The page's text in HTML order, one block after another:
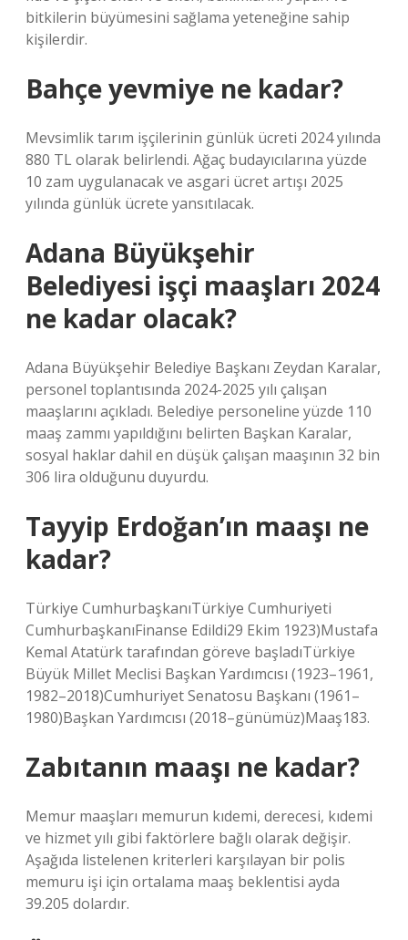
bitkilerin büyümesini sağlama yeteneğine sahip
kişilerdir.
Bahçe yevmiye ne kadar?
Mevsimlik tarım işçilerinin günlük ücreti 2024 yılında
880 TL olarak belirlendi. Ağaç budayıcılarına yüzde
10 zam uygulanacak ve asgari ücret artışı 2025
yılında günlük ücrete yansıtılacak.
Adana Büyükşehir
Belediyesi işçi maaşları 2024
ne kadar olacak?
Adana Büyükşehir Belediye Başkanı Zeydan Karalar,
personel toplantısında 2024-2025 yılı çalışan
maaşlarını açıkladı. Belediye personeline yüzde 110
maaş zammı yapıldığını belirten Başkan Karalar,
sosyal haklar dahil en düşük çalışan maaşının 32 bin
306 lira olduğunu duyurdu.
Tayyip Erdoğan’ın maaşı ne
kadar?
Türkiye CumhurbaşkanıTürkiye Cumhuriyeti
CumhurbaşkanıFinanse Edildi29 Ekim 1923)Mustafa
Kemal Atatürk tarafından göreve başladıTürkiye
Büyük Millet Meclisi Başkan Yardımcısı (1923–1961,
1982–2018)Cumhuriyet Senatosu Başkanı (1961–
1980)Başkan Yardımcısı (2018–günümüz)Maaş183.
Zabıtanın maaşı ne kadar?
Memur maaşları memurun kıdemi, derecesi, kıdemi
ve hizmet yılı gibi faktörlere bağlı olarak değişir.
Aşağıda listelenen kriterleri karşılayan bir polis
memuru işi için ortalama maaş beklentisi ayda
39.205 dolardır.